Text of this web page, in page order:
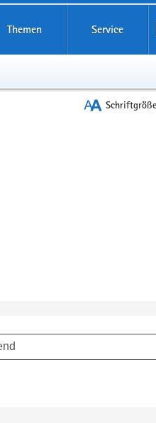
Themen Service